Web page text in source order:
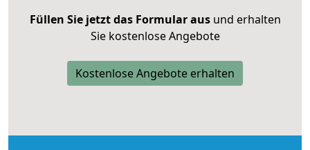
Füllen Sie jetzt das Formular ausund erhalten
Sie kostenlose Angebote
Kostenlose Angebote erhalten